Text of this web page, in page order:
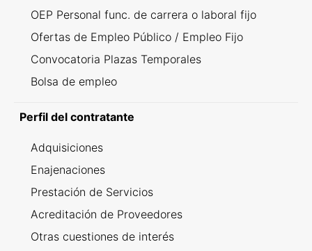
OEP Personal func. de carrera o laboral fijo
Ofertas de Empleo Público / Empleo Fijo
Convocatoria Plazas Temporales
Bolsa de empleo
Perfil del contratante
Adquisiciones
Enajenaciones
Prestación de Servicios
Acreditación de Proveedores
Otras cuestiones de interés